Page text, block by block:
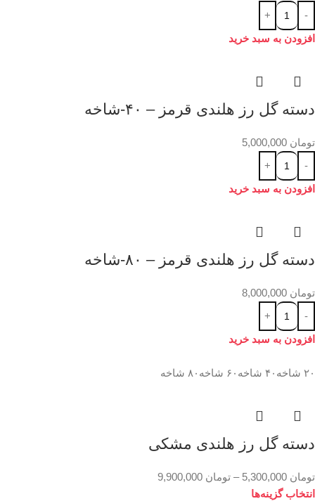
افزودن به سبد خرید
دسته گل رز هلندی قرمز – ۴۰-شاخه
تومان
افزودن به سبد خرید
دسته گل رز هلندی قرمز – ۸۰-شاخه
تومان
افزودن به سبد خرید
۲۰ شاخه ۴۰ شاخه ۶۰ شاخه ۸۰ شاخه
دسته گل رز هلندی مشکی
تومان – تومان
انتخاب گزینه‌ها